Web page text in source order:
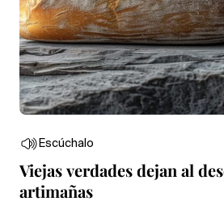
Escúchalo
Viejas verdades dejan al
artimañas